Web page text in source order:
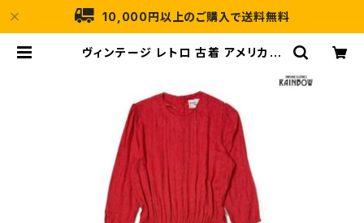
10,000円以上のご購入で送料無料
ヴィンテージ レトロ 古着 アメリカ製
ース 赤 (otu2303007) | 古着屋R
AINBOW